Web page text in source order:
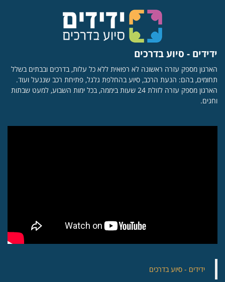
ידידים - סיוע בדרכים
הארגון מספק עזרה ראשונה לא רפואית ללא כל עלות, בדרכים ובבתים בשלל
תחומים, בהם: הנעת הרכב, סיוע בהחלפת גלגל, פתיחת רכב שננעל ועוד.
הארגון מספק עזרה לזולת 24 שעות ביממה, בכל ימות השבוע, למעט שבתות
וחגים.
‏ידידים - סיוע בדרכים